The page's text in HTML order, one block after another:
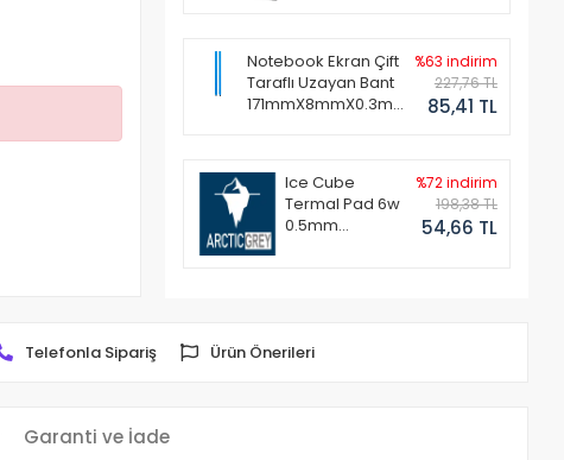
Notebook Ekran Çift
Taraflı Uzayan Bant
171mmX8mmX0.3mm
%63 indirim
227,76 TL
85,41 TL
Ice Cube
Termal Pad 6w
0.5mm
%72 indirim
198,38 TL
54,66 TL
Telefonla Sipariş Ürün Önerileri
Garanti ve İade